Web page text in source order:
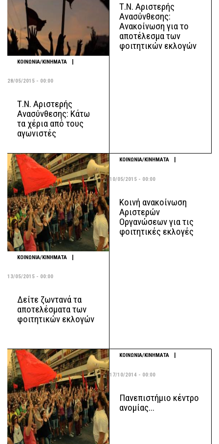
ΚΟΙΝΩΝΙΑ/ΚΙΝΗΜΑΤΑ |
28/05/2015 - 00:00
Τ.Ν. Αριστερής
Ανασύνθεσης: Κάτω
τα χέρια από τους
αγωνιστές
Τ.Ν. Αριστερής
Ανασύνθεσης:
Ανακοίνωση για το
αποτέλεσμα των
φοιτητικών εκλογών
ΚΟΙΝΩΝΙΑ/ΚΙΝΗΜΑΤΑ |
13/05/2015 - 00:00
Δείτε ζωντανά τα
αποτελέσματα των
φοιτητικών εκλογών
ΚΟΙΝΩΝΙΑ/ΚΙΝΗΜΑΤΑ
10/05/2015 - 00:00
Κοινή ανακοίνωση
Αριστερών
Οργανώσεων για τις
φοιτητικές εκλογές
ΚΟΙΝΩΝΙΑ/ΚΙΝΗΜΑΤΑ
17/10/2014 - 00:00
Πανεπιστήμιο κέντρο
ανομίας...